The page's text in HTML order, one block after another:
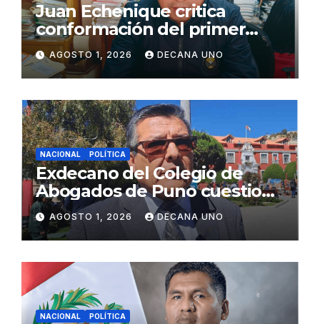
Juan Echenique critica
conformación del primer
gabinete ministerial de Keiko
Fujimori
AGOSTO 1, 2026 DECANA UNO
NACIONAL POLÍTICA
Exdecano del Colegio de
Abogados de Puno cuestiona
propuestas sobre seguridad
ciudadana
AGOSTO 1, 2026 DECANA UNO
NACIONAL POLÍTICA